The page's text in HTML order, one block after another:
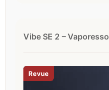
Vibe SE 2 – Vaporesso